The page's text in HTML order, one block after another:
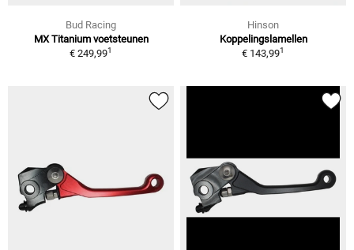
Bud Racing
MX Titanium voetsteunen
€ 249,991
Hinson
Koppelingslamellen
€ 143,991